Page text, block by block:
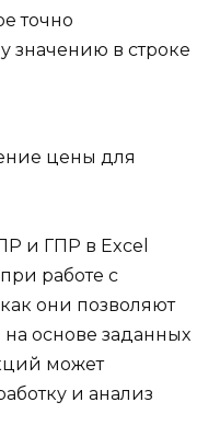
точно
значению в строке
цены для
и ГПР в Excel
работе с
они позволяют
основе заданных
может
и анализ